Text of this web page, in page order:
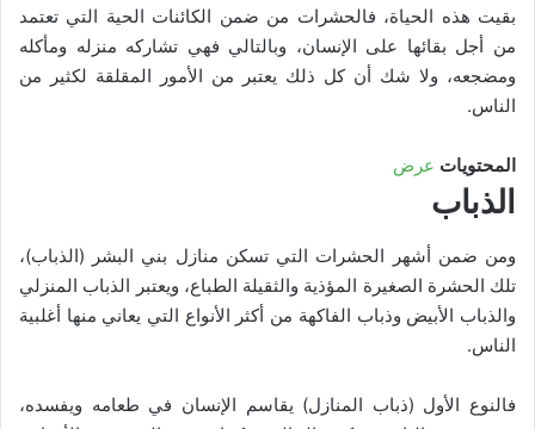
بقيت هذه الحياة، فالحشرات من ضمن الكائنات الحية التي تعتمد
من أجل بقائها على الإنسان، وبالتالي فهي تشاركه منزله ومأكله
ومضجعه، ولا شك أن كل ذلك يعتبر من الأمور المقلقة لكثير من
الناس.
المحتويات عرض
الذباب
ومن ضمن أشهر الحشرات التي تسكن منازل بني البشر (الذباب)،
تلك الحشرة الصغيرة المؤذية والثقيلة الطباع، ويعتبر الذباب المنزلي
والذباب الأبيض وذباب الفاكهة من أكثر الأنواع التي يعاني منها أغلبية
الناس.
فالنوع الأول (ذباب المنازل) يقاسم الإنسان في طعامه ويفسده،